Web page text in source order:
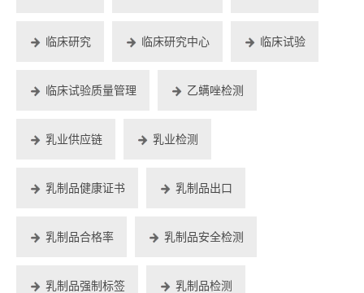
临床研究 临床研究中心 临床试验
临床试验质量管理 乙螨唑检测
乳业供应链 乳业检测
乳制品健康证书 乳制品出口
乳制品合格率 乳制品安全检测
乳制品强制标签 乳制品检测